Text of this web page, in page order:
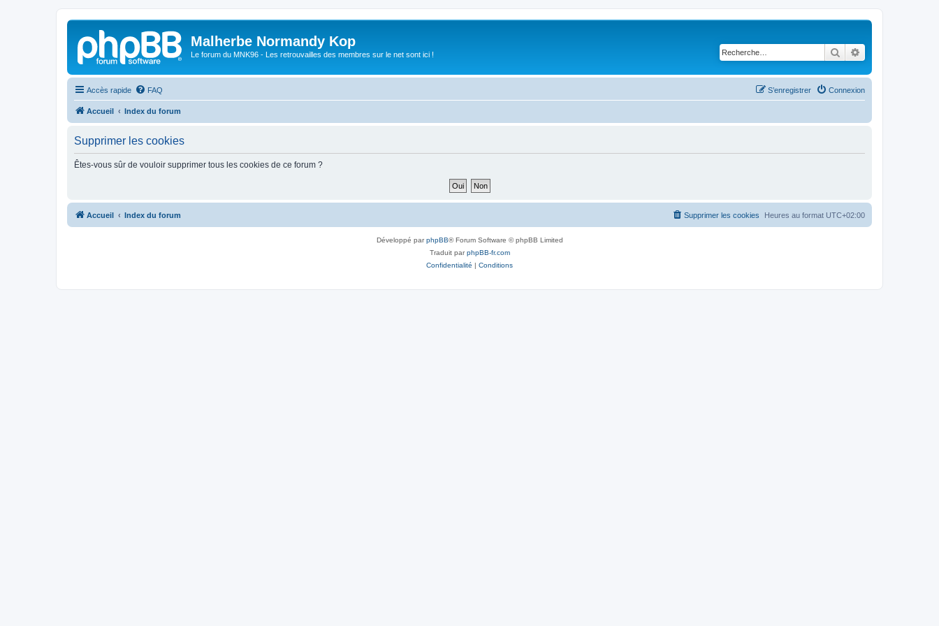
Malherbe Normandy Kop
Le forum du MNK96 - Les retrouvailles des membres sur le net sont ici ! Rechercher
Accès rapide FAQ Connexion
S’enregistrer
Accueil Index du forum
Supprimer les cookies
Êtes-vous sûr de vouloir supprimer tous les cookies de ce forum ?
Accueil Index du forum Heures au format UTC+02:00
Supprimer les cookies
Développé parphpBB® Forum Software © phpBB Limited
Traduit parphpBB-fr.com
Confidentialité | Conditions